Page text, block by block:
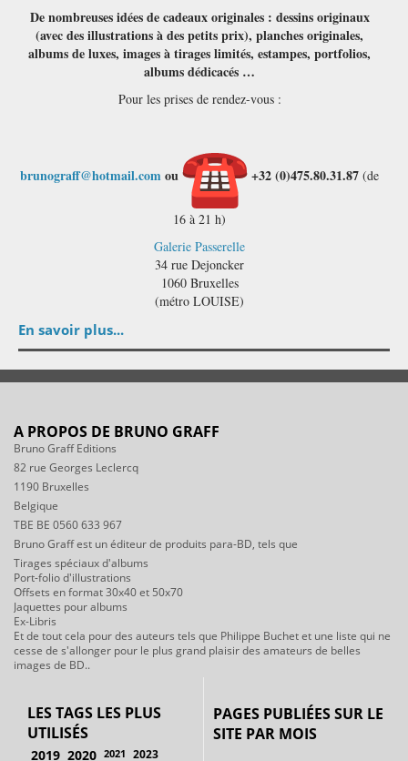
De nombreuses idées de cadeaux originales : dessins originaux
(avec des illustrations à des petits prix), planches originales,
albums de luxes, images à tirages limités, estampes, portfolios,
albums dédicacés …
Pour les prises de rendez-vous :
brunograff@hotmail.comou +32 (0)475.80.31.87 (de
16 à 21 h)
Galerie Passerelle
34 rue Dejoncker
1060 Bruxelles
(métro LOUISE)
En savoir plus...
A PROPOS DE BRUNO GRAFF
Bruno Graff Editions
82 rue Georges Leclercq
1190 Bruxelles
Belgique
TBE BE 0560 633 967
Bruno Graff est un éditeur de produits para-BD, tels que
Tirages spéciaux d'albums
Port-folio d'illustrations
Offsets en format 30x40 et 50x70
Jaquettes pour albums
Ex-Libris
Et de tout cela pour des auteurs tels que Philippe Buchet et une liste qui ne
cesse de s'allonger pour le plus grand plaisir des amateurs de belles
images de BD..
LES TAGS LES PLUS
UTILISÉS
2019 2020 2021 2023
PAGES PUBLIÉES SUR LE
SITE PAR MOIS